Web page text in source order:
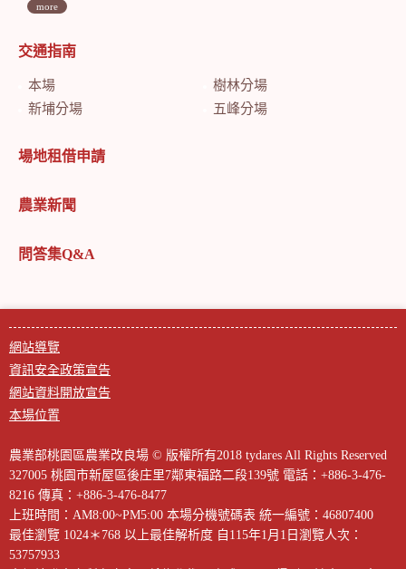
more
交通指南
本場
樹林分場
新埔分場
五峰分場
場地租借申請
農業新聞
問答集Q&A
網站導覽
資訊安全政策宣告
網站資料開放宣告
本場位置
農業部桃園區農業改良場 © 版權所有2018 tydares All Rights Reserved
327005 桃園市新屋區後庄里7鄰東福路二段139號 電話：+886-3-476-
8216 傳真：+886-3-476-8477
上班時間：AM8:00~PM5:00 本場分機號碼表 統一編號：46807400
最佳瀏覽 1024＊768 以上最佳解析度 自115年1月1日瀏覽人次：
53757933